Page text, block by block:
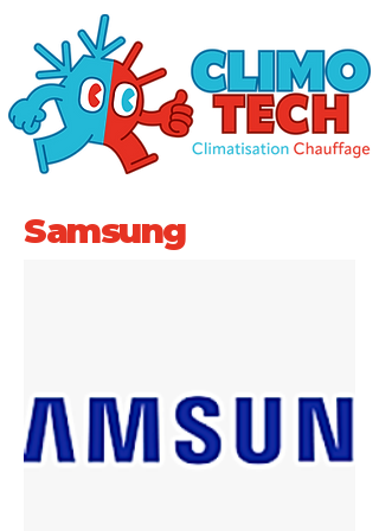
Samsung